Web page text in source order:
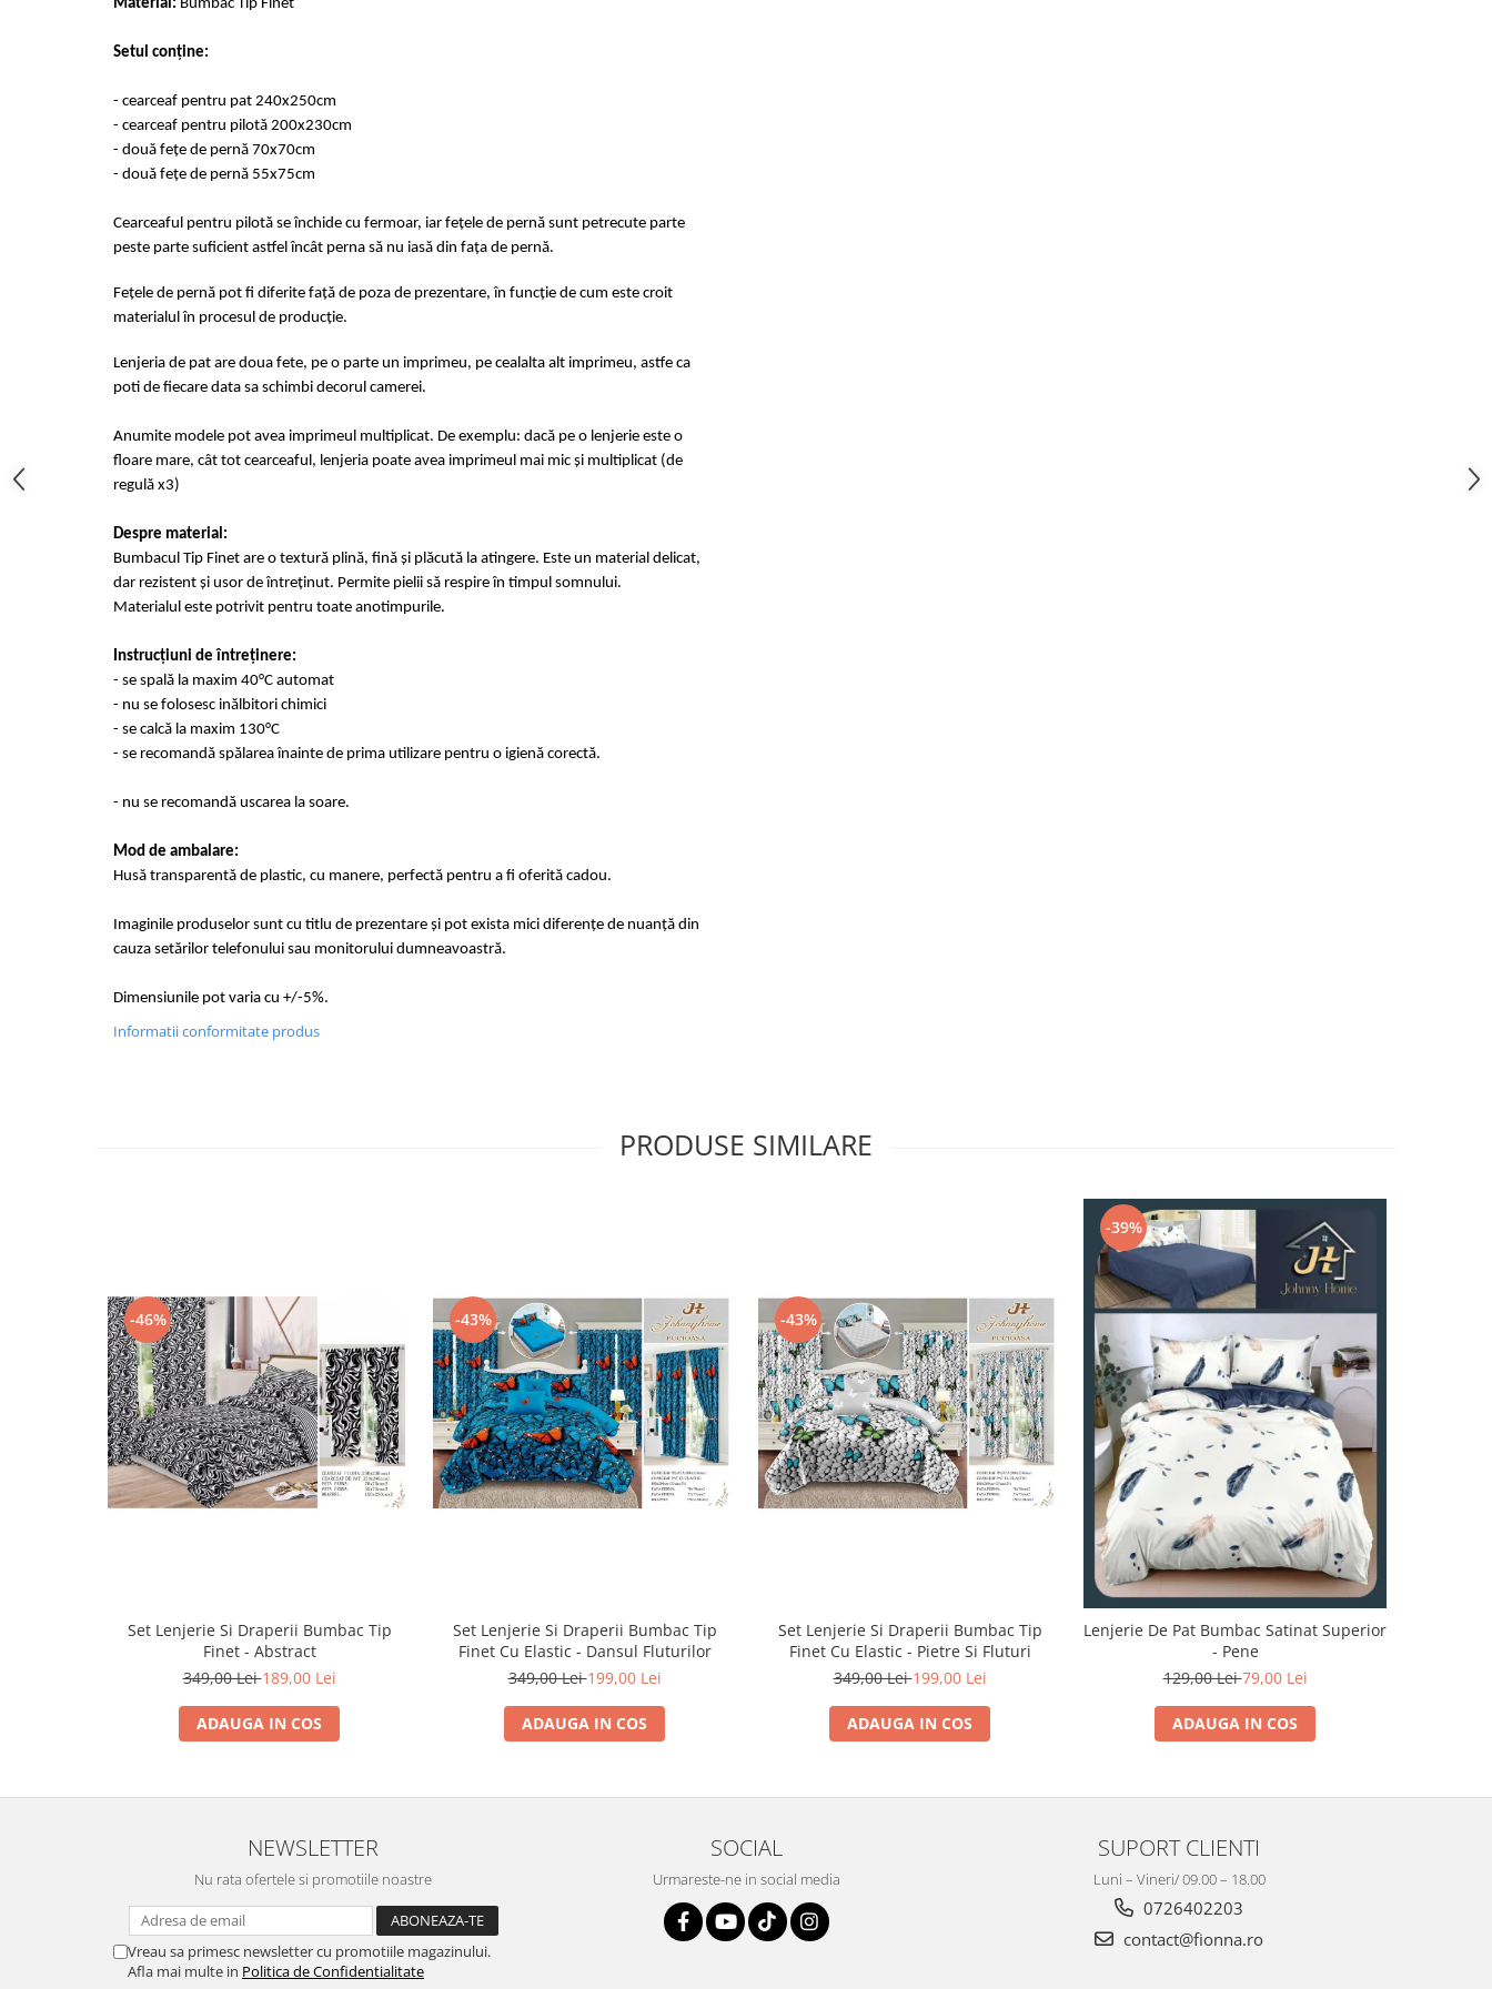
Cearceaf normal 6 piese
Cearceaf cu elastic
Cearceaf normal
Lenjerii Pufoase Fluffy/ Rabbit
Bumbac 100% Poplin Hobby
Lenjerii Satin Premium
Lenjerii Matase
Lenjerii pentru PASTE
Set Lenjerie + Draperii Pat Dublu
Huse De Pat Tricotate 180x200cm
Huse Impermeabile 160x200cm
Huse Impermeabile 180x200cm
Material: Bumbac Tip Finet
Setul conține:
- cearceaf pentru pat 240x250cm
- cearceaf pentru pilotă 200x230cm
- două fețe de pernă 70x70cm
- două fețe de pernă 55x75cm
Cearceaful pentru pilotă se închide cu fermoar, iar fețele de pernă sunt petrecute parte
peste parte suficient astfel încât perna să nu iasă din fața de pernă.
Fețele de pernă pot fi diferite față de poza de prezentare, în funcție de cum este croit
materialul în procesul de producție.
Lenjeria de pat are doua fete, pe o parte un imprimeu, pe cealalta alt imprimeu, astfe ca
poti de fiecare data sa schimbi decorul camerei.
Anumite modele pot avea imprimeul multiplicat. De exemplu: dacă pe o lenjerie este o
floare mare, cât tot cearceaful, lenjeria poate avea imprimeul mai mic și multiplicat (de
regulă x3)
Despre material:
Bumbacul Tip Finet are o textură plină, fină și plăcută la atingere. Este un material delicat,
dar rezistent și usor de întreținut. Permite pielii să respire în timpul somnului.
Materialul este potrivit pentru toate anotimpurile.
Instrucțiuni de întreținere:
- se spală la maxim 40°C automat
- nu se folosesc inălbitori chimici
- se calcă la maxim 130°C
- se recomandă spălarea înainte de prima utilizare pentru o igienă corectă.
- nu se recomandă uscarea la soare.
Mod de ambalare:
Husă transparentă de plastic, cu manere, perfectă pentru a fi oferită cadou.
Imaginile produselor sunt cu titlu de prezentare și pot exista mici diferențe de nuanță din
cauza setărilor telefonului sau monitorului dumneavoastră.
Dimensiunile pot varia cu +/-5%.
Informatii conformitate produs
PRODUSE SIMILARE
-46%
Set Lenjerie Si Draperii Bumbac Tip
Finet - Abstract
349,00 Lei189,00 Lei
ADAUGA IN COS
-43%
Set Lenjerie Si Draperii Bumbac Tip
Finet Cu Elastic - Dansul Fluturilor
349,00 Lei199,00 Lei
ADAUGA IN COS
-43%
Set Lenjerie Si Draperii Bumbac Tip
Finet Cu Elastic - Pietre Si Fluturi
349,00 Lei199,00 Lei
ADAUGA IN COS
-39%
Lenjerie De Pat Bumbac Satinat Superior
- Pene
129,00 Lei79,00 Lei
ADAUGA IN COS
NEWSLETTER
Nu rata ofertele si promotiile noastre
Vreau sa primesc newsletter cu promotiile magazinului.
Afla mai multe in Politica de Confidentialitate
SOCIAL
Urmareste-ne in social media
SUPORT CLIENTI
Luni – Vineri/ 09.00 – 18.00
0726402203
contact@fionna.ro